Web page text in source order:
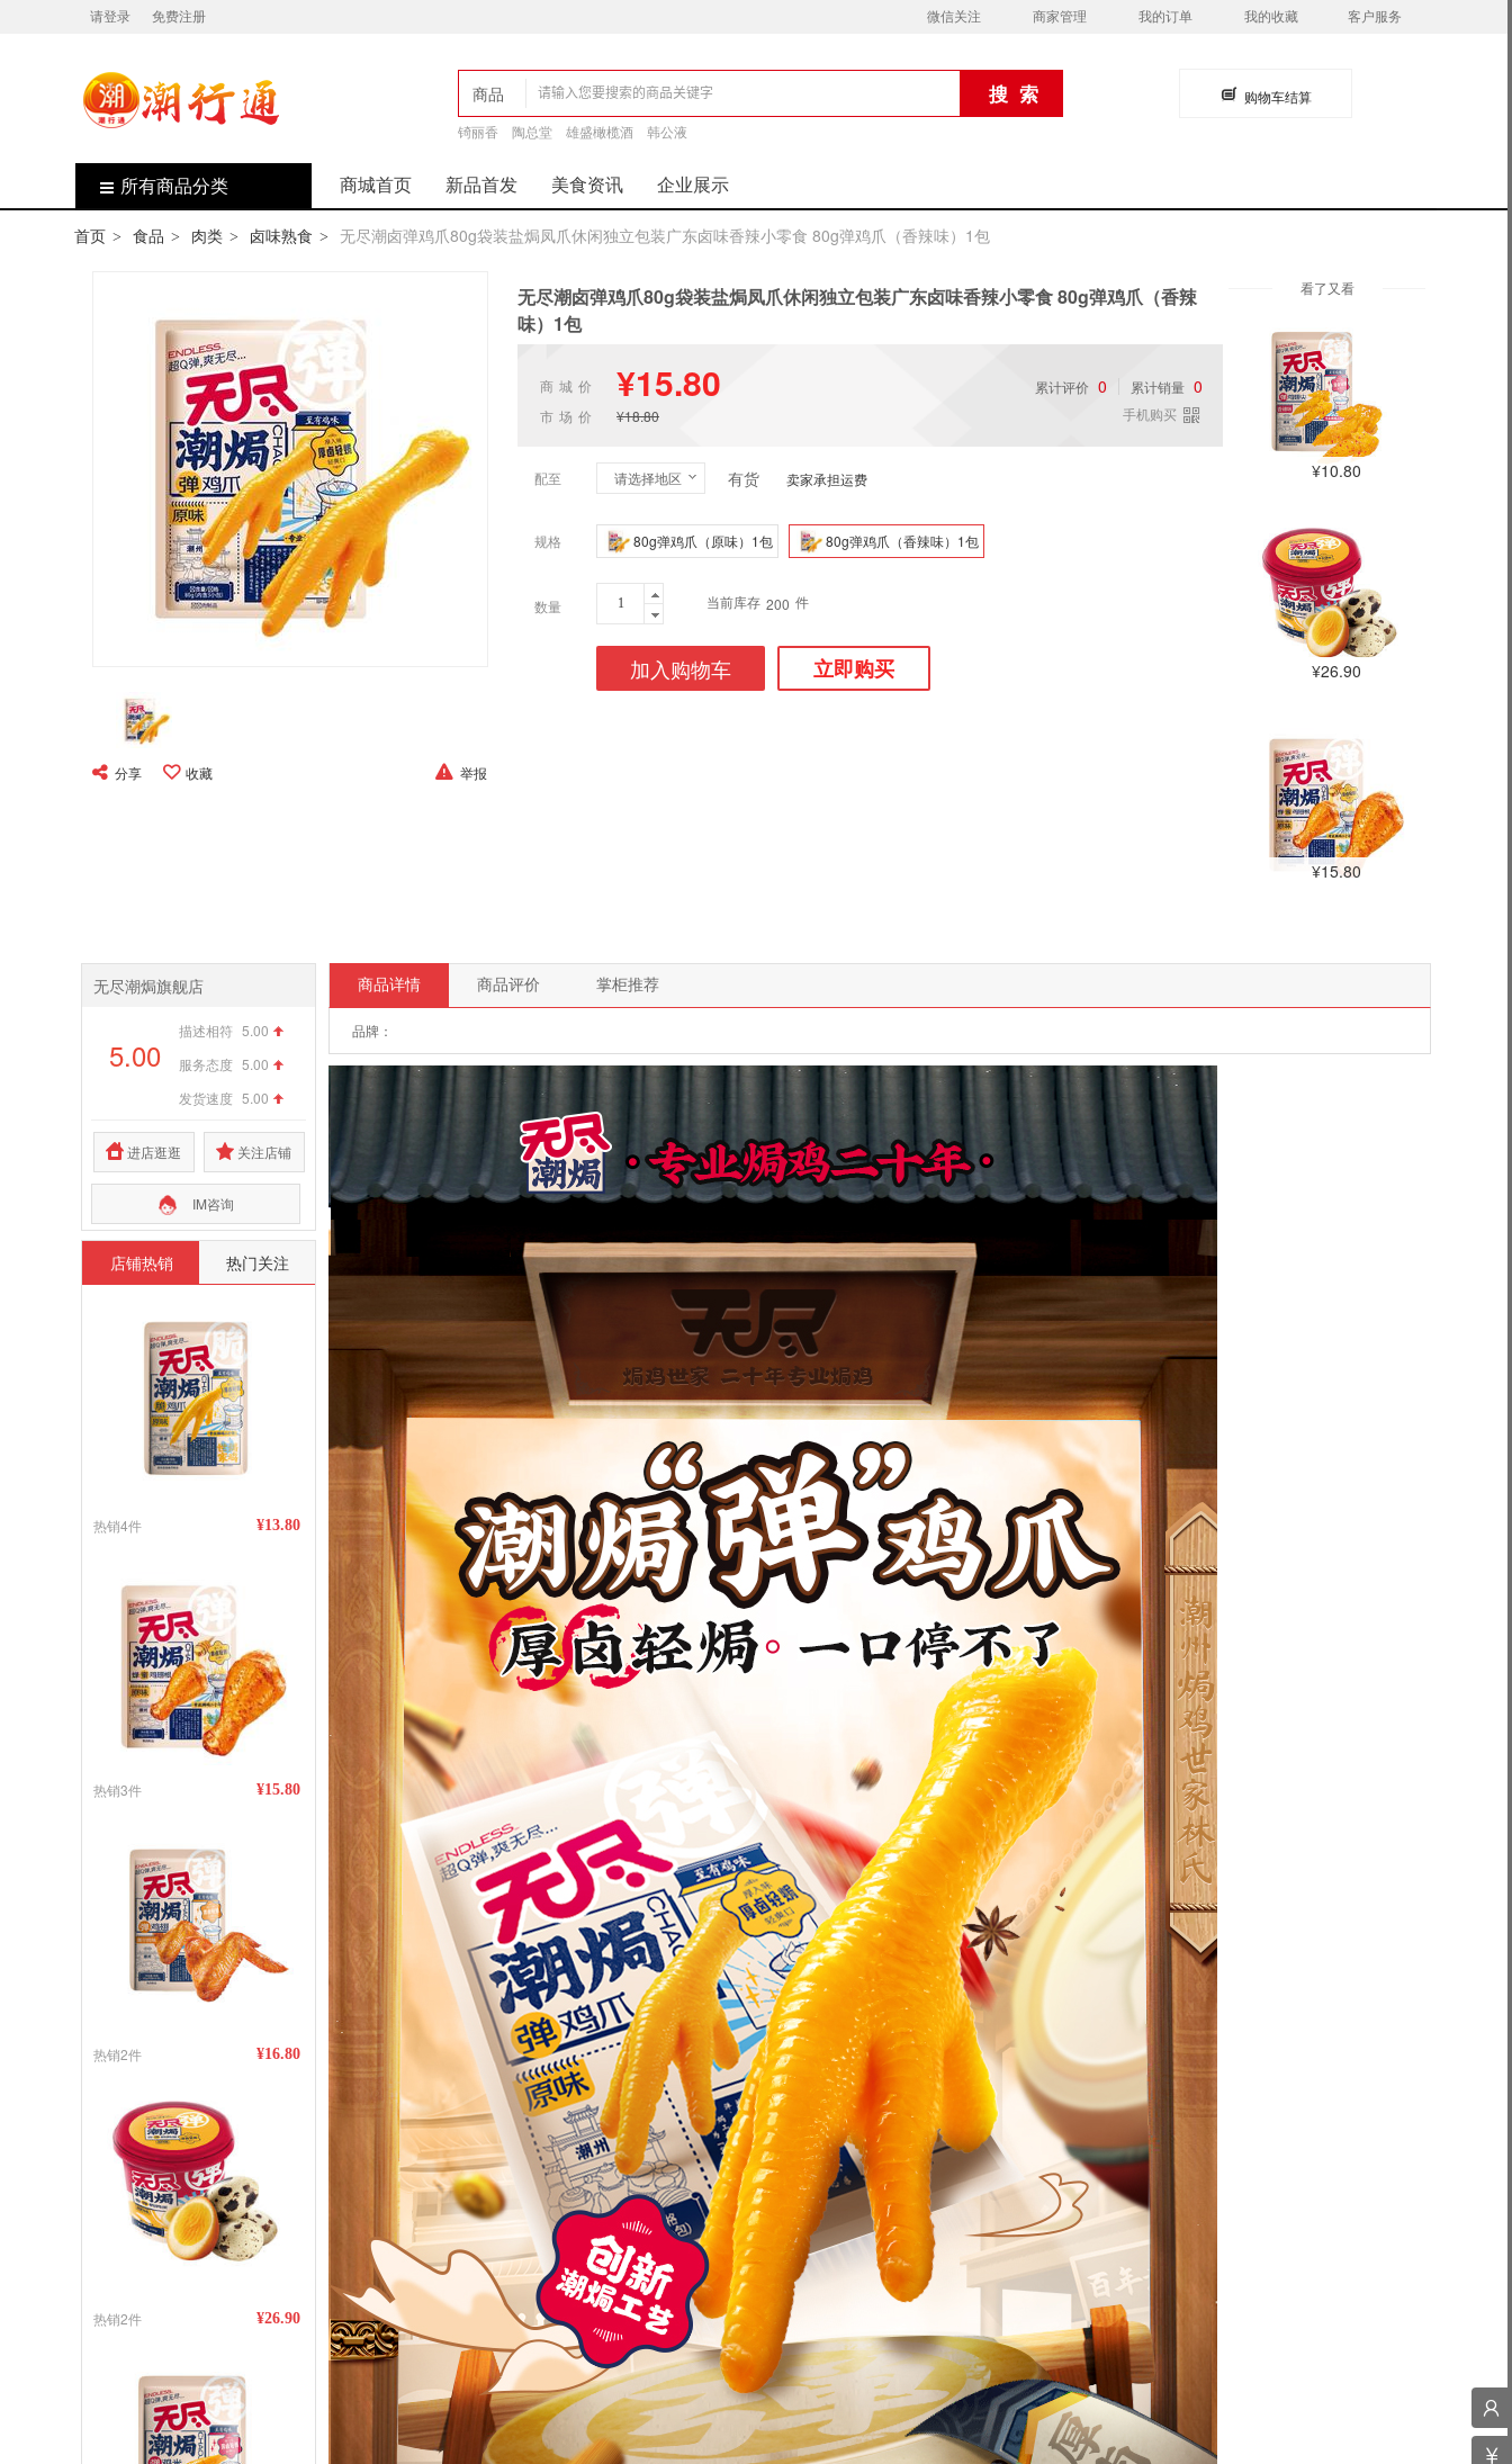
请登录 免费注册 微信关注 商家管理 我的订单 我的收藏 客户服务
商品
店铺
锜丽香 陶总堂 雄盛橄榄酒 韩公液
购物车结算
所有商品分类 商城首页 新品首发 美食资讯 企业展示
首页 > 食品 > 肉类 > 卤味熟食 > 无尽潮卤弹鸡爪80g袋装盐焗凤爪休闲独立包装广东卤味香辣小零食 80g弹鸡爪（香辣味）1包
分享 收藏 举报
无尽潮卤弹鸡爪80g袋装盐焗凤爪休闲独立包装广东卤味香辣小零食 80g弹鸡爪（香辣
味）1包
商城价 ¥15.80
市场价 ¥18.80
累计评价 0 累计销量 0
手机购买
配至 请选择地区 有货 卖家承担运费
规格 80g弹鸡爪（原味）1包 80g弹鸡爪（香辣味）1包
数量 当前库存 200 件
加入购物车 立即购买
看了又看
¥10.80
¥26.90
¥15.80
商品详情 商品评价 掌柜推荐
品牌：
无尽潮焗旗舰店
5.00
描述相符 5.00
服务态度 5.00
发货速度 5.00
进店逛逛 关注店铺
IM咨询
店铺热销 热门关注
¥13.80
热销4件
¥15.80
热销3件
¥16.80
热销2件
¥26.90
热销2件